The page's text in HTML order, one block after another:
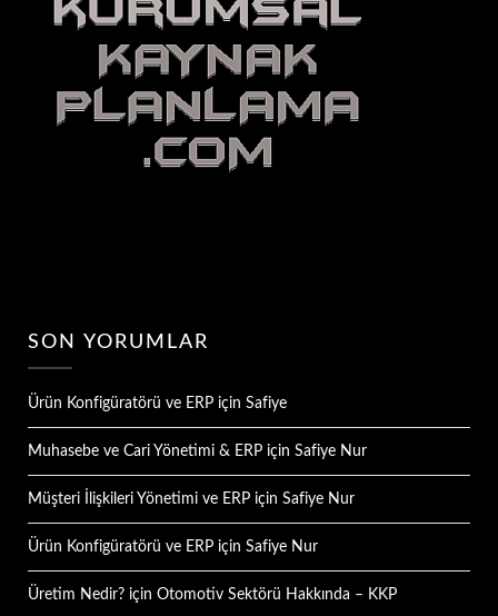
SON YORUMLAR
Ürün Konfigüratörü ve ERP için Safiye
Muhasebe ve Cari Yönetimi & ERP için Safiye Nur
Müşteri İlişkileri Yönetimi ve ERP için Safiye Nur
Ürün Konfigüratörü ve ERP için Safiye Nur
Üretim Nedir? için Otomotiv Sektörü Hakkında – KKP